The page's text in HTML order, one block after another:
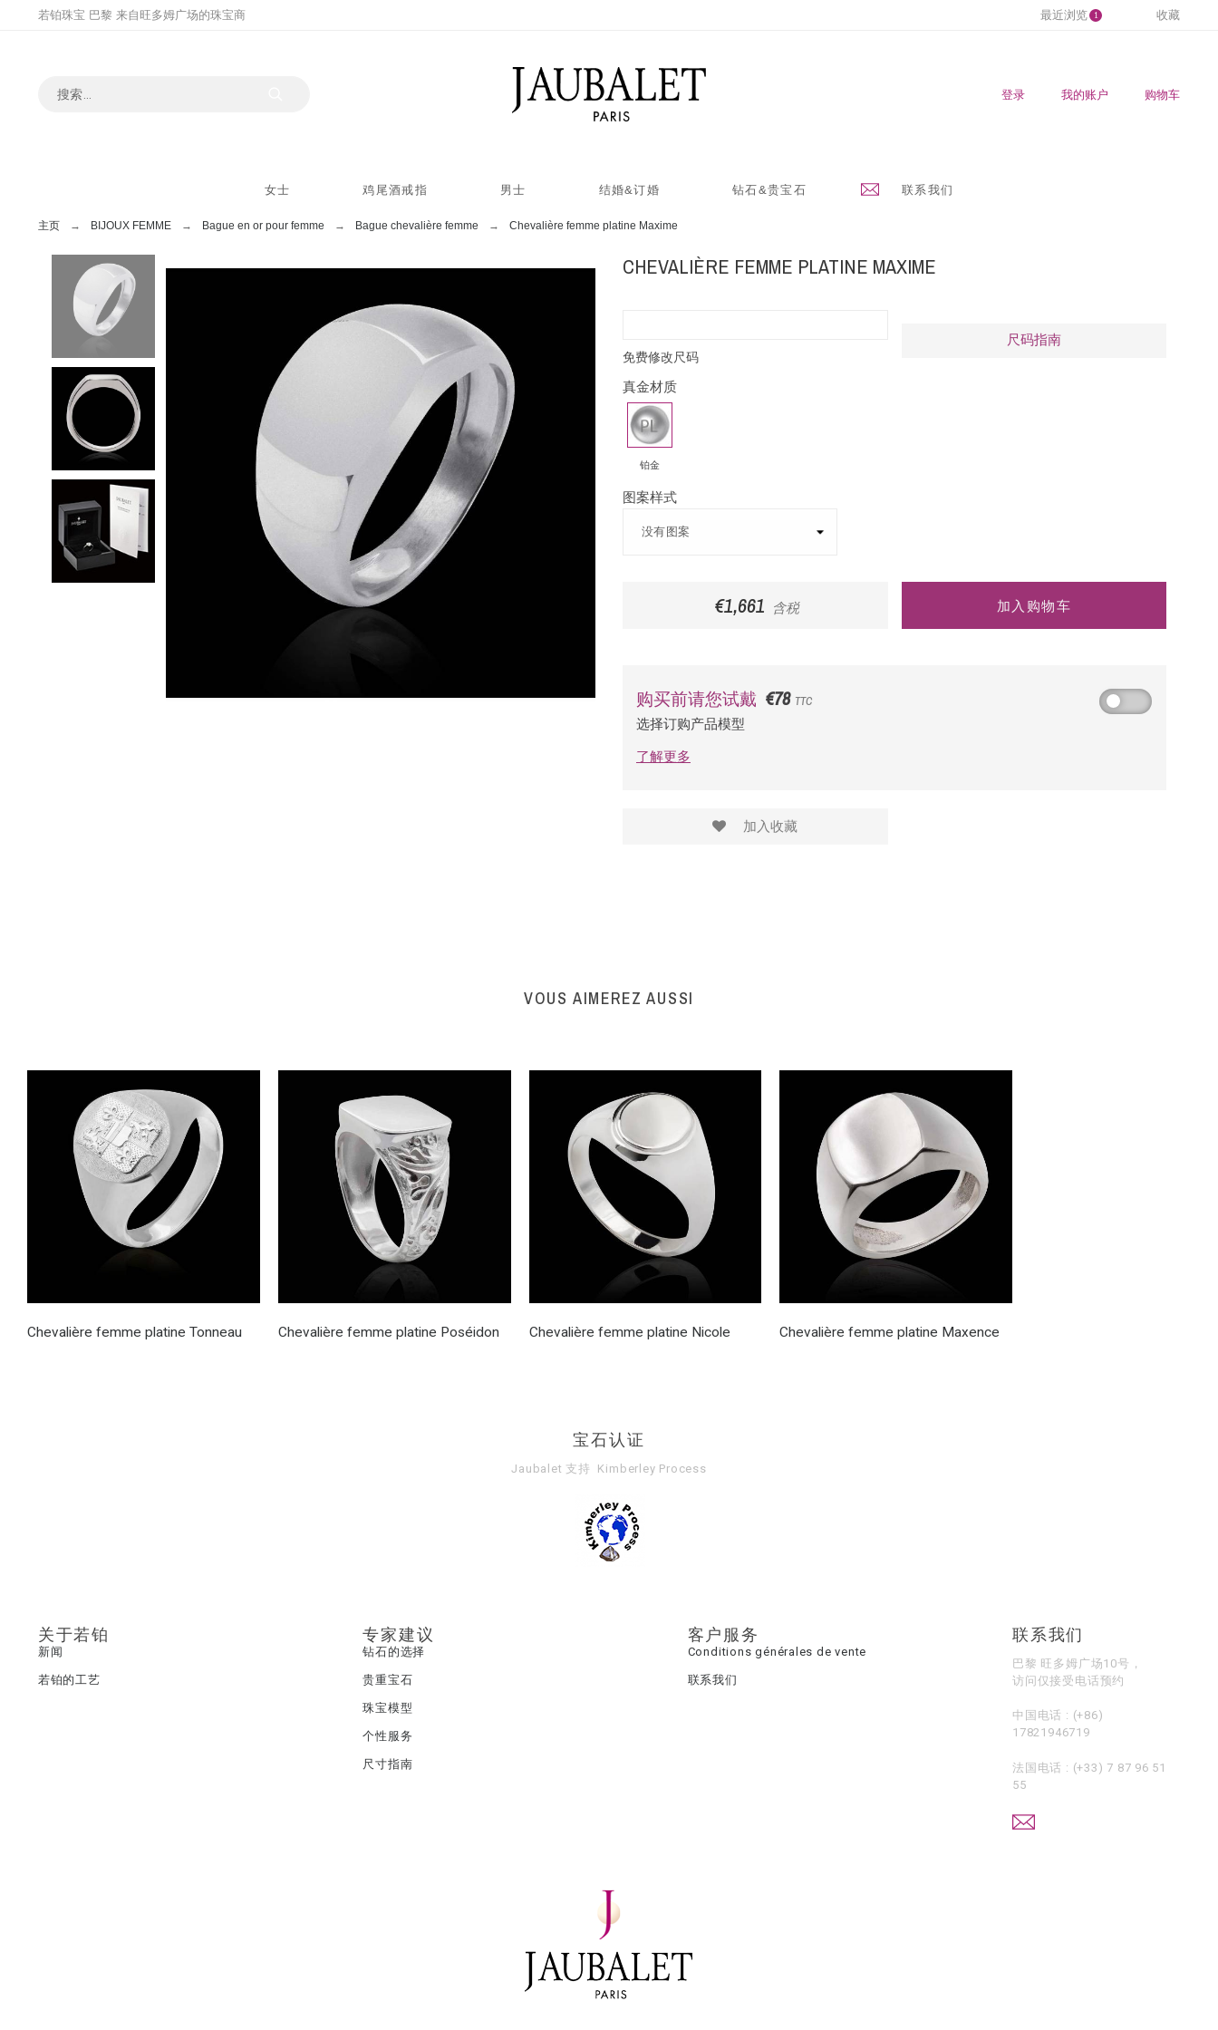
若铂珠宝 巴黎 来自旺多姆广场的珠宝商 最近浏览 1 收藏
登录 我的账户 购物车
女士 鸡尾酒戒指 男士 结婚&订婚 钻石&贵宝石 联系我们
主页 BIJOUX FEMME Bague en or pour femme Bague chevalière femme Chevalière femme platine Maxime
CHEVALIÈRE FEMME PLATINE MAXIME
免费修改尺码
尺码指南
真金材质
铂
金
铂金
图案样式
€1,661 含税 加入购物车
购买前请您试戴 €78 TTC
选择订购产品模型
了解更多
加入收藏
VOUS AIMEREZ AUSSI
Chevalière femme platine Tonneau Chevalière femme platine Poséidon Chevalière femme platine Nicole Chevalière femme platine Maxence
宝石认证
Jaubalet 支持 Kimberley Process
关于若铂
新闻
若铂的工艺
专家建议
钻石的选择
贵重宝石
珠宝模型
个性服务
尺寸指南
客户服务
Conditions générales de vente
联系我们
联系我们
巴黎 旺多姆广场10号，
访问仅接受电话预约
中国电话 : (+86)
17821946719
法国电话 : (+33) 7 87 96 51
55